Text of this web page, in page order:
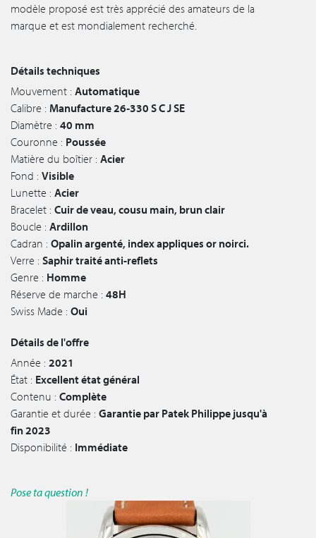
modèle proposé est très apprécié des amateurs de la
marque et est mondialement recherché.
Détails techniques
Mouvement : Automatique
Calibre : Manufacture 26‑330 S C J SE
Diamètre : 40 mm
Couronne : Poussée
Matière du boîtier : Acier
Fond : Visible
Lunette : Acier
Bracelet : Cuir de veau, cousu main, brun clair
Boucle : Ardillon
Cadran : Opalin argenté, index appliques or noirci.
Verre : Saphir traité anti-reflets
Genre : Homme
Réserve de marche : 48H
Swiss Made : Oui
Détails de l'offre
Année : 2021
État : Excellent état général
Contenu : Complète
Garantie et durée : Garantie par Patek Philippe jusqu'à
fin 2023
Disponibilité : Immédiate
Pose ta question !